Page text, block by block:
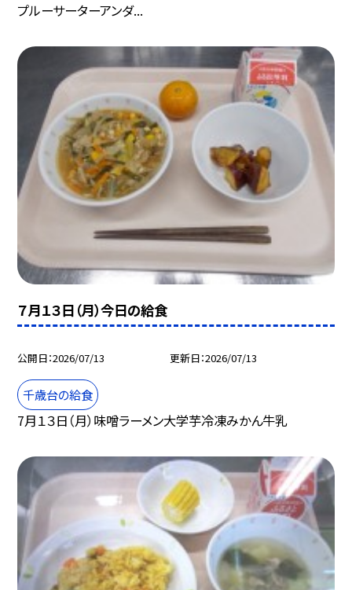
プルーサーターアンダ...
７月１３日（月）今日の給食
公開日 2026/07/13 更新日 2026/07/13
千歳台の給食
7月１３日（月）味噌ラーメン大学芋冷凍みかん牛乳